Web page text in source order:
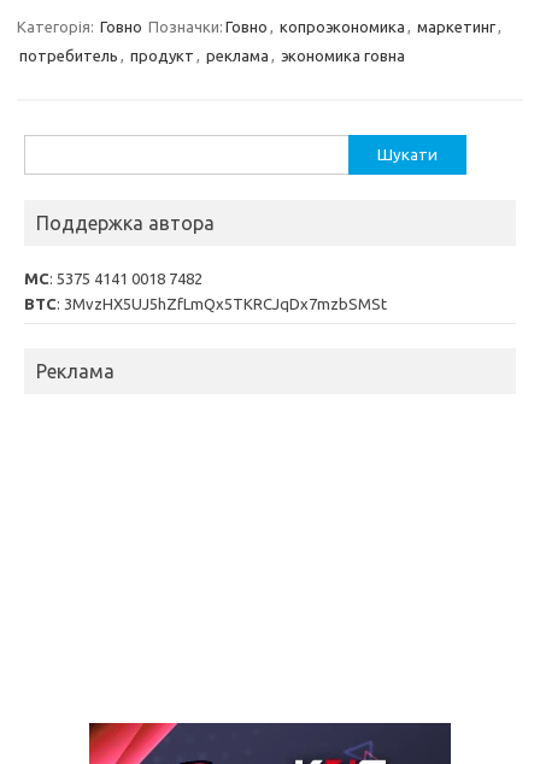
Категорія: Говно Позначки: Говно , копроэкономика , маркетинг,
потребитель , продукт , реклама , экономика говна
Поддержка автора
MC: 5375 4141 0018 7482
BTC: 3MvzHX5UJ5hZfLmQx5TKRCJqDx7mzbSMSt
Реклама